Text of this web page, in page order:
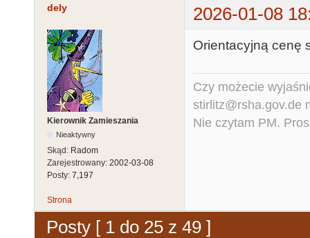
dely 2026-01-08
Kierownik Zamieszania
Nieaktywny
Skąd: Radom
Zarejestrowany: 2002-03-08
Posty: 7,197
Orientacyjną cenę
Czy możecie
stirlitz@rsha.gov.de
Nie czytam PM.
Strona
Posty [ 1 do 25 z 49 ]